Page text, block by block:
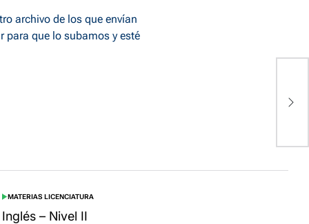
archivo de los que envían
para que lo subamos y esté
POSTED
IN
MATERIAS LICENCIATURA
Inglés – Nivel II